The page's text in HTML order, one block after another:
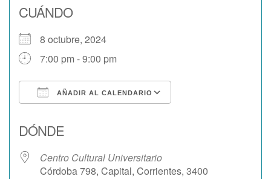
CUÁNDO
8 octubre, 2024
7:00 pm - 9:00 pm
AÑADIR AL CALENDARIO
DÓNDE
Centro Cultural Universitario
Córdoba 798, Capital, Corrientes, 3400